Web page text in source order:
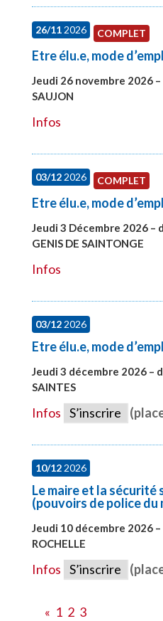
26/112026 COMPLET
Etre élu.e, mode
Jeudi 26 novembre 2026
SAUJON
Infos
03/122026 COMPLET
Etre élu.e, mode
Jeudi 3 Décembre 2026 –
GENIS DE SAINTONGE
Infos
03/122026
Etre élu.e, mode
Jeudi 3 décembre 2026 –
SAINTES
Infos S’inscrire
10/122026
Le maire et la sécurité
(pouvoirs de police du
Jeudi 10 décembre 2026 –
ROCHELLE
Infos S’inscrire
« 1 2 3